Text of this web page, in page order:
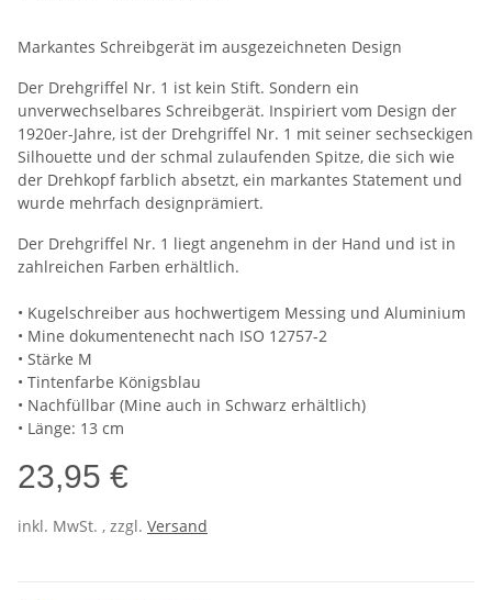
Markantes Schreibgerät im ausgezeichneten Design
Der Drehgriffel Nr. 1 ist kein Stift. Sondern ein
unverwechselbares Schreibgerät. Inspiriert vom Design der
1920er-Jahre, ist der Drehgriffel Nr. 1 mit seiner sechseckigen
Silhouette und der schmal zulaufenden Spitze, die sich wie
der Drehkopf farblich absetzt, ein markantes Statement und
wurde mehrfach designprämiert.
Der Drehgriffel Nr. 1 liegt angenehm in der Hand und ist in
zahlreichen Farben erhältlich.
• Kugelschreiber aus hochwertigem Messing und Aluminium
• Mine dokumentenecht nach ISO 12757-2
• Stärke M
• Tintenfarbe Königsblau
• Nachfüllbar (Mine auch in Schwarz erhältlich)
• Länge: 13 cm
23,95 €
inkl. MwSt. , zzgl. Versand